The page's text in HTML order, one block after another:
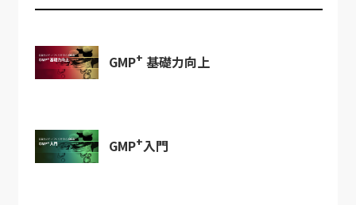
GMP+ 基礎力向上
GMP+入門